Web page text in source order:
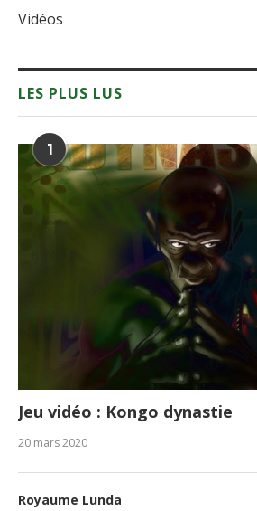
Vidéos
LES PLUS LUS
1
Jeu vidéo : Kongo dynastie
20 mars 2020
Royaume Lunda